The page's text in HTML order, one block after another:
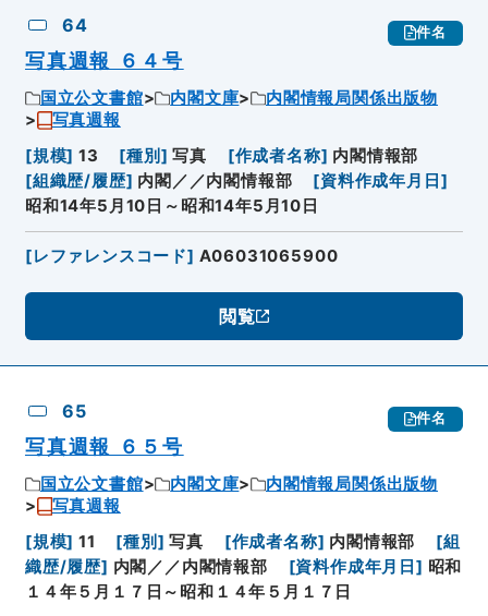
64 件名
写真週報 ６４号
国立公文書館 内閣文庫
内閣情報局関係出版物
写真週報
[規模] 13 [種別 ] 写真 [作成者名称] 内閣情報部
[組織歴/履歴] 内閣／／内閣情報部 [資料作成年月日 ]
昭和14年5月10日～昭和14年5月10日
[レファレンスコード] A06031065900
閲覧
65 件名
写真週報 ６５号
国立公文書館 内閣文庫
内閣情報局関係出版物
写真週報
[規模] 11 [種別 ] 写真 [作成者名称] 内閣情報部 [組
織歴/履歴] 内閣／／内閣情報部 [資料作成年月日] 昭和
１４年５月１７日～昭和１４年５月１７日